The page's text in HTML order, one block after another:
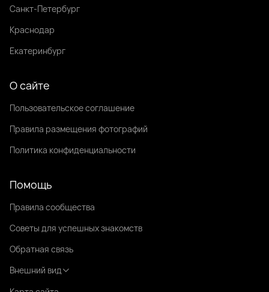
Санкт-Петербург
Краснодар
Екатеринбург
О сайте
Пользовательское соглашение
Правила размещения фотографий
Политика конфиденциальности
Помощь
Правила сообщества
Советы для успешных знакомств
Обратная связь
Внешний вид